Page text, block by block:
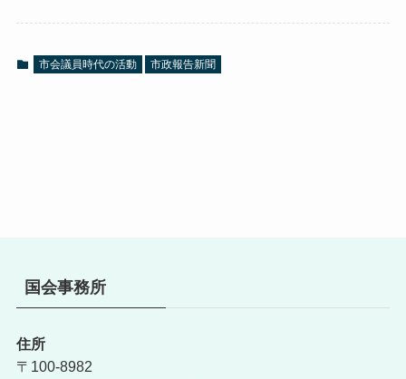
市会議員時代の活動 市政報告新聞
国会事務所
住所
〒100-8982